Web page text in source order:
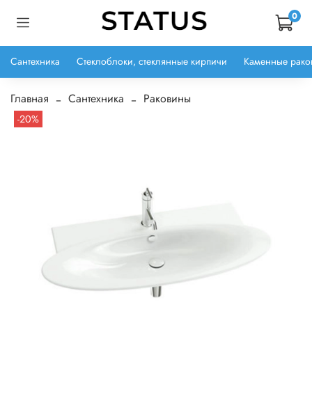
0
Сантехника Стеклоблоки, стеклянные кирпичи Каменные
Главная Сантехника Раковины
-20%